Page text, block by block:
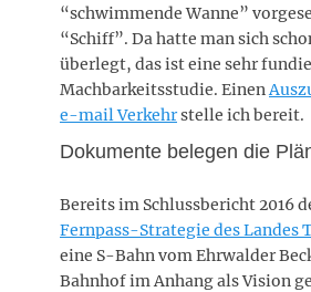
“schwimmende Wanne”
“Schiff”. Da hatte man sich
überlegt, das ist eine sehr
Machbarkeitsstudie. Einen
e-mail Verkehrstelle ich bereit.
Dokumente belegen die
Bereits im Schlussbericht 2016
Fernpass-Strategie des Landes
eine S-Bahn vom Ehrwalder
Bahnhof im Anhang als Vision